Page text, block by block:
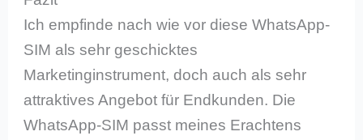
Ich empfinde nach wie vor diese WhatsApp-
SIM als sehr geschicktes
Marketinginstrument, doch auch als sehr
attraktives Angebot für Endkunden. Die
WhatsApp-SIM passt meines Erachtens